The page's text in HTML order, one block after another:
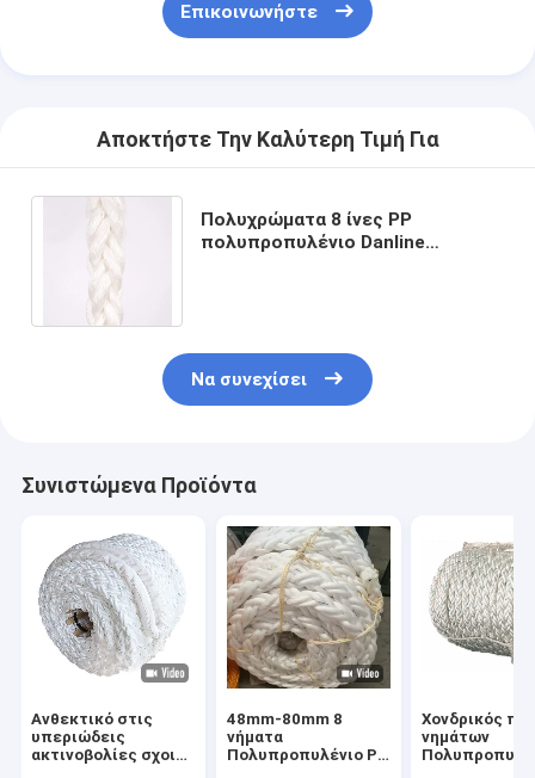
Επικοινωνήστε
Αποκτήστε Την Καλύτερη Τιμή Για
Πολυχρώματα 8 ίνες PP
πολυπροπυλένιο Danline
Να συνεχίσει
Συνιστώμενα Προϊόντα
Ανθεκτικό στις
υπεριώδεις
ακτινοβολίες σχοινί
48mm-80mm 8
νήματα
Πολυπροπυλένιο Pp
Χονδρικός
νημάτων